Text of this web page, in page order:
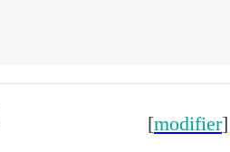
[modifier]